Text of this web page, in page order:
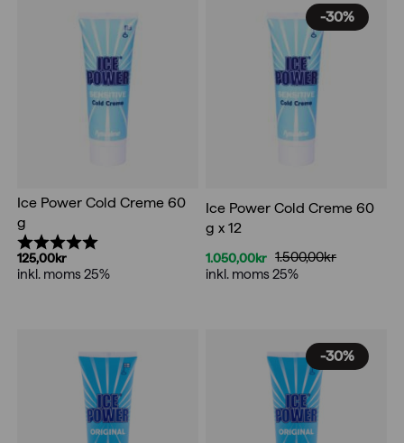
Ice Power Cold Creme 60
g
Betyg:
125,00kr
inkl. moms 25%
-30%
Ice Power Cold Creme 60
g x 12
1.500,00kr
Det
1.050,00kr
Det
inkl. moms 25%
-30%